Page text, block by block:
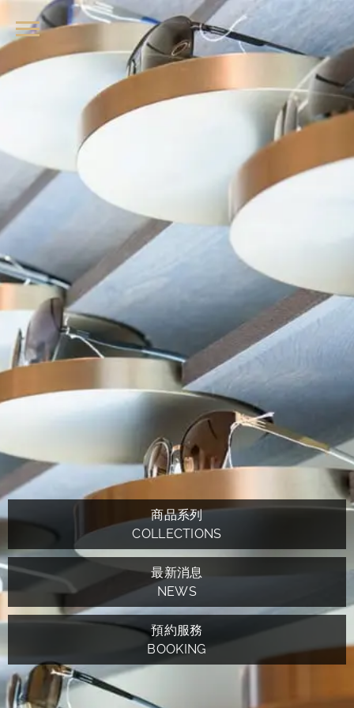
品牌眼鏡、精品墨鏡、名牌太陽眼
商品系列
COLLECTIONS
最新消息
NEWS
預約服務
BOOKING